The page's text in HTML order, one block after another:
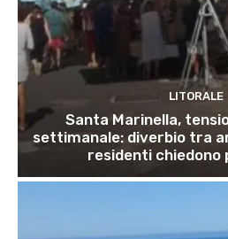
LITORALE
Santa Marinella,
settimanale: diverbio tra
residenti chiedono